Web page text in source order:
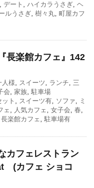
, デート , ハイカラうさぎ, ヘ
ルうさぎ, 樹々丸, 町屋カフ
長楽館カフェ』142
人様, スイーツ, ランチ, 三
会, 家族, 駐車場
ト , スイーツ有, ソファ, ミ
ェ , 人気カフェ , 女子会, 春,
長楽館カフェ , 駐車場有
カフェレストラン
(カフェ ショコ